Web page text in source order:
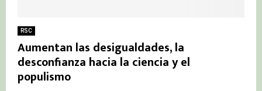
RSC
Aumentan las desigualdades, la
desconfianza hacia la ciencia y el
populismo